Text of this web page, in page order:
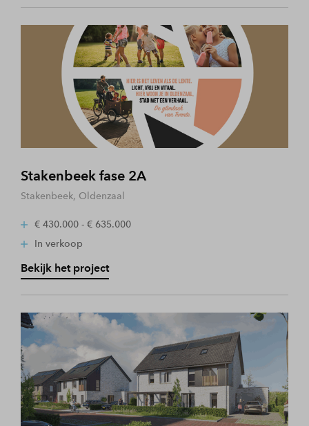
Stakenbeek fase 2A
Stakenbeek, Oldenzaal
€ 430.000 - € 635.000
In verkoop
Bekijk het project